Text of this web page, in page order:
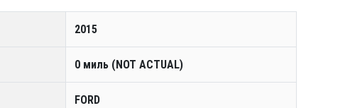
2015
0 миль (NOT ACTUAL)
FORD